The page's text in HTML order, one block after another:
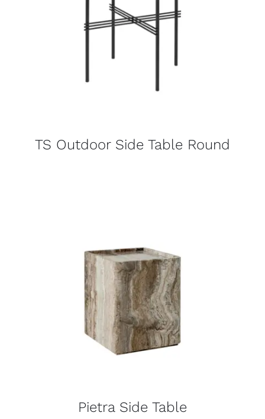
TS Outdoor Side Table Round
Pietra Side Table